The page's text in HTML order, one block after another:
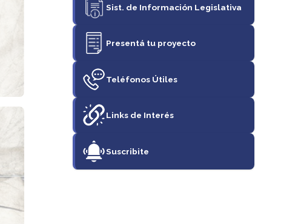
Sist. de Información Legislativa
Presentá tu proyecto
Teléfonos Útiles
Links de Interés
Suscribite